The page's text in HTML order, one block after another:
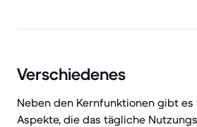
Verschiedenes
Neben den Kernfunktionen gibt
Aspekte, die das tägliche